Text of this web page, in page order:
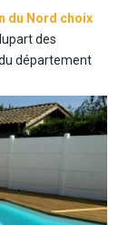
du Nord choix
des
département